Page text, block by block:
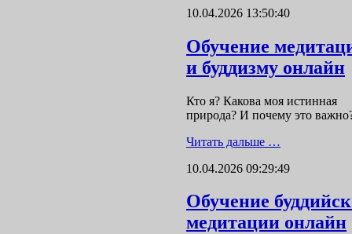
10.04.2026 13:50:40
Обучение
и буддизму онлайн
Кто я? Какова моя истинная
природа? И почему это
Читать дальше …
10.04.2026 09:29:49
Обучение
медитации онлайн